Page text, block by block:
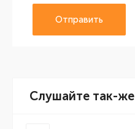
Отправить
Слушайте так-же